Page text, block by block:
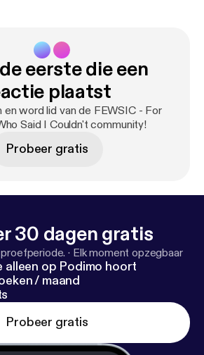
eerste die een
plaatst
en word lid van de FEWSIC - For
Said I Couldn't community!
Probeer gratis
30 dagen gratis
· Elk moment opzegbaar
alleen op Podimo hoort
/ maand
Probeer gratis